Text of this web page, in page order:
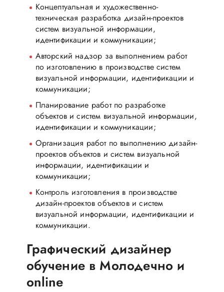
Концептуальная и художественно-
техническая разработка дизайн-проектов
систем визуальной информации,
идентификации и коммуникации;
Авторский надзор за выполнением работ
по изготовлению в производстве систем
визуальной информации, идентификации и
коммуникации;
Планирование работ по разработке
объектов и систем визуальной информации,
идентификации и коммуникации;
Организация работ по выполнению дизайн-
проектов объектов и систем визуальной
информации, идентификации и
коммуникации;
Контроль изготовления в производстве
дизайн-проектов объектов и систем
визуальной информации, идентификации и
коммуникации.
Графический дизайнер
обучение в Молодечно и
online